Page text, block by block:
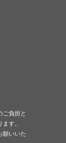
ご負担と
す。
願いいた